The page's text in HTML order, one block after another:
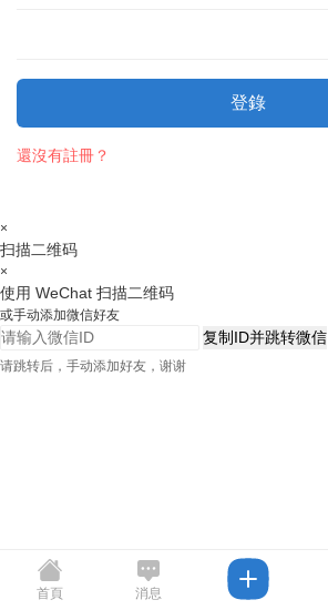
登錄
還沒有註冊？
×
扫描二维码
×
使用 WeChat 扫描二维码
或手动添加微信好友
复制ID并跳转微信
请跳转后，手动添加好友，谢谢
首頁 消息